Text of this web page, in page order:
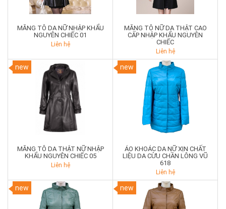
MĂNG TÔ DA NỮ NHẬP KHẨU
NGUYÊN CHIẾC 01
Liên hệ
MĂNG TÔ NỮ DA THẬT CAO
CẤP NHẬP KHẨU NGUYÊN
CHIẾC
Liên hệ
new
MĂNG TÔ DA THẬT NỮ NHẬP
KHẨU NGUYÊN CHIẾC 05
Liên hệ
new
ÁO KHOÁC DA NỮ XỊN CHẤT
LIỆU DA CỪU CHẦN LÔNG VŨ
618
Liên hệ
new new